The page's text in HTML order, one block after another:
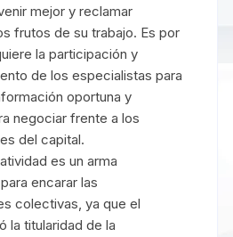
mejor y reclamar
frutos de su trabajo. Es por
la participación y
de los especialistas para
oportuna y
negociar frente a los
del capital.
es un arma
encarar las
colectivas, ya que el
la titularidad de la